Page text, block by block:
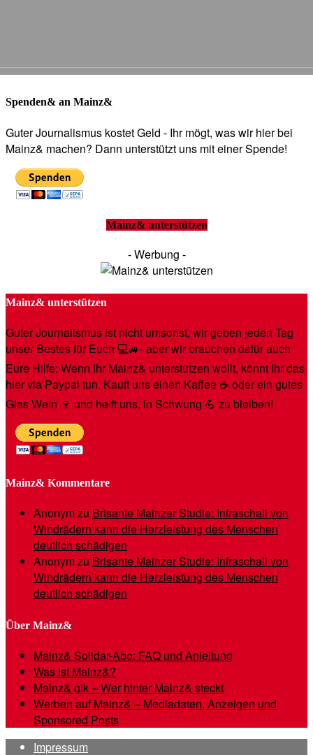
Spenden& an Mainz&
Guter Journalismus kostet Geld - Ihr mögt, was wir hier bei
Mainz& machen? Dann unterstützt uns mit einer Spende!
Mainz& unterstützen
- Werbung -
Mainz& unterstützen
Guter Journalismus ist nicht umsonst, wir geben jeden Tag
unser Bestes für Euch 💻🚙- aber wir brauchen dafür auch
Eure Hilfe: Wenn Ihr Mainz& unterstützen wollt, könnt Ihr das
hier via Paypal tun. Kauft uns einen Kaffee ☕️ oder ein gutes
Glas Wein 🍷 und helft uns, in Schwung 💪 zu bleiben!
Mainz& Kommentare
Anonymzu Brisante Mainzer Studie: Infraschall von
Windrädern kann die Herzleistung des Menschen
deutlich schädigen
Anonymzu Brisante Mainzer Studie: Infraschall von
Windrädern kann die Herzleistung des Menschen
deutlich schädigen
Über Mainz&
Mainz& Solidar-Abo: FAQ und Anleitung
Was ist Mainz&?
Mainz& gik – Wer hinter Mainz& steckt
Werben auf Mainz& – Mediadaten, Anzeigen und
Sponsored Posts
Impressum